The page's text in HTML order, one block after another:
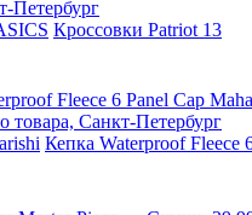
Кроссовки Patriot 13
Кепка Waterproof Fleece